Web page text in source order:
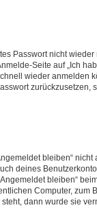
Passwort nicht
Seite auf „Ich
wieder anmelden
zurückzusetzen,
bleiben“
deines
bleiben“
Computer, zum
dann wurde sie